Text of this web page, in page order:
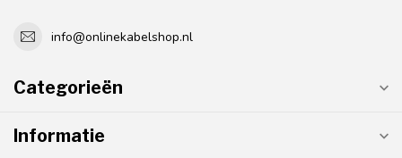
info@onlinekabelshop.nl
Categorieën
Informatie